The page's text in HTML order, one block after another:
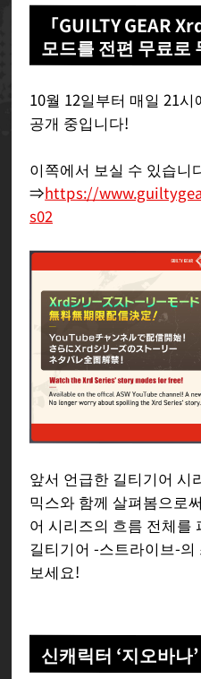
「GUILTY GEAR
모드를 전편 무료로
10월 12일부터 매일 21
공개 중입니다!
이쪽에서 보실 수 있습니
⇒https://
s02
앞서 언급한 길티기어 시
믹스와 함께 살펴봄으로
어 시리즈의 흐름 전체를
길티기어 -스트라이브-
보세요!
신캐릭터 ‘지오바나